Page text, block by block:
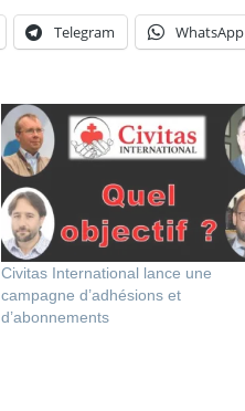
Telegram WhatsApp
Civitas International lance une
campagne d’adhésions et
d’abonnements